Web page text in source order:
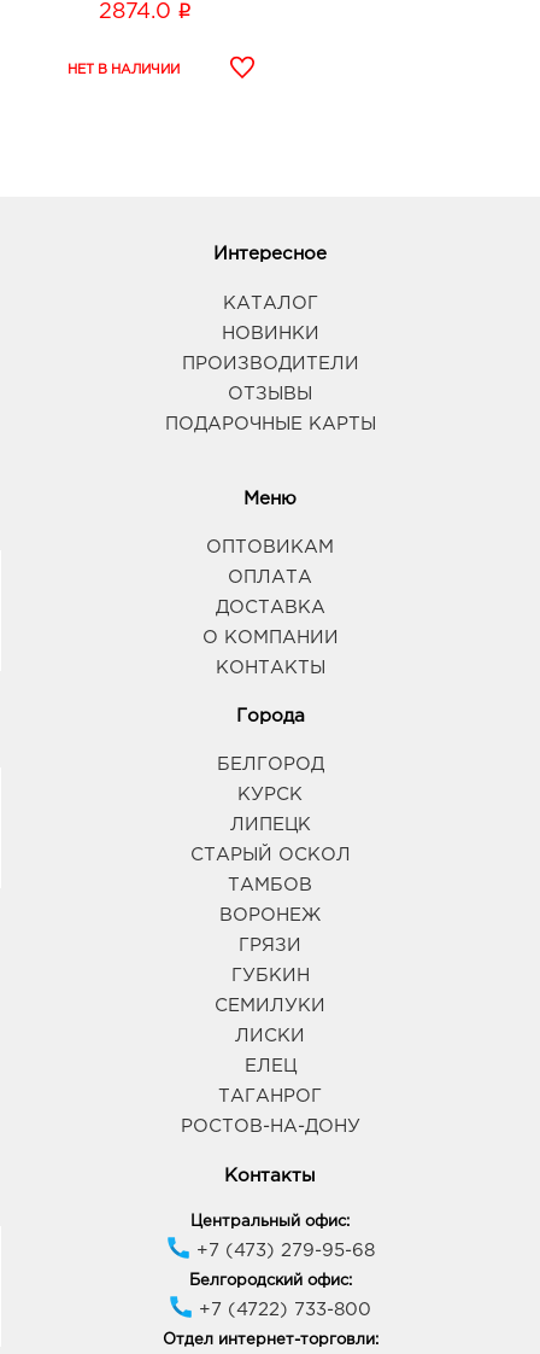
2874.0 i
Интересное
КАТАЛОГ
НОВИНКИ
ПРОИЗВОДИТЕЛИ
ОТЗЫВЫ
ПОДАРОЧНЫЕ КАРТЫ
Меню
ОПТОВИКАМ
ОПЛАТА
ДОСТАВКА
О КОМПАНИИ
КОНТАКТЫ
Города
БЕЛГОРОД
КУРСК
ЛИПЕЦК
СТАРЫЙ ОСКОЛ
ТАМБОВ
ВОРОНЕЖ
ГРЯЗИ
ГУБКИН
СЕМИЛУКИ
ЛИСКИ
ЕЛЕЦ
ТАГАНРОГ
РОСТОВ-НА-ДОНУ
Контакты
Центральный офис:
+7 (473) 279-95-68
Белгородский офис:
+7 (4722) 733-800
Отдел интернет-торговли: